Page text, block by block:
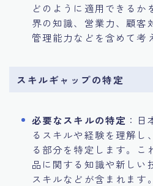
どのように適用できるか
界の知識、営業力、顧客
管理能力などを含めて考
スキルギャップの特定
必要なスキルの特定 ：
るスキルや経験を理解し
る部分を特定します。こ
品に関する知識や新しい
スキルなどが含まれます。